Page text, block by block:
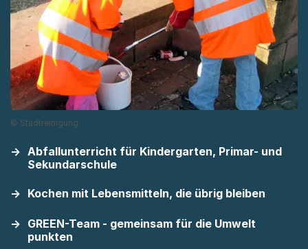
© Stadtreinigung
Abfallunterricht für Kindergarten, Primar- und
Sekundarschule
Kochen mit Lebensmitteln, die übrig bleiben
GREEN-Team - gemeinsam für die Umwelt
punkten